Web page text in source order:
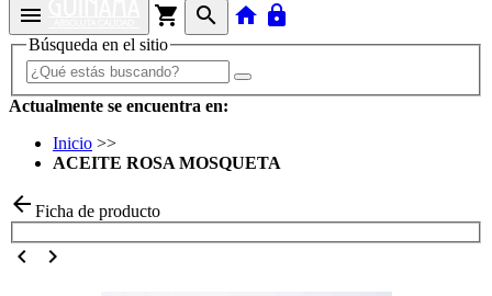
menu shopping_cart search home lock
Búsqueda en el sitio
Actualmente se encuentra en:
Inicio >>
ACEITE ROSA MOSQUETA
arrow_back Ficha de producto
chevron_left chevron_right